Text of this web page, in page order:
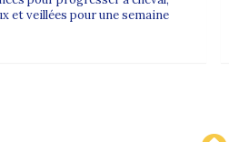
et veillées pour une semaine